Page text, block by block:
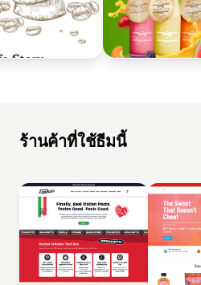
ร้านค้าที่ใช้ธีมนี้